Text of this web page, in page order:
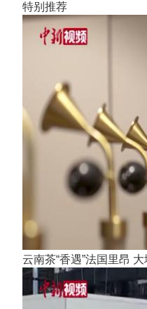
特别推荐
云南茶“香遇”法国里昂